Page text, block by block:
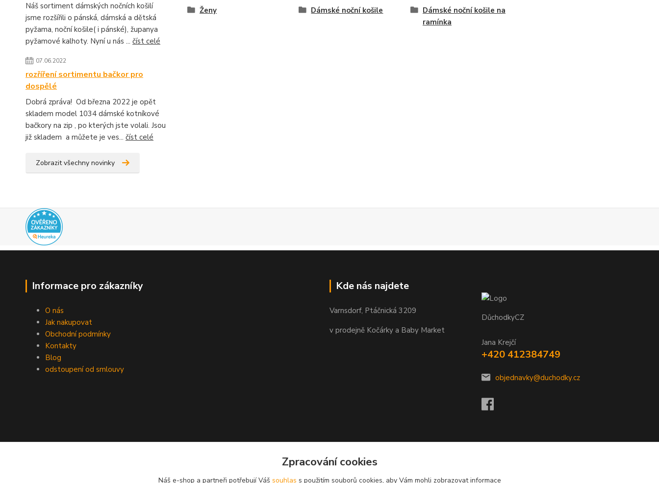
Náš sortiment dámských nočních košilí
jsme rozšířili o pánská, dámská a dětská
pyžama, noční košile( i pánské), županya
pyžamové kalhoty. Nyní u nás ... číst celé
07.06.2022
rozříření sortimentu bačkor pro
dospělé
Dobrá zpráva! Od března 2022 je opět
skladem model 1034 dámské kotníkové
bačkory na zip , po kterých jste volali. Jsou
již skladem a můžete je ves... číst celé
Zobrazit všechny novinky
Ženy Dámské noční košile
Dámské noční košile na
ramínka
Informace pro zákazníky
O nás
Jak nakupovat
Obchodní podmínky
Kontakty
Blog
odstoupení od smlouvy
Kde nás najdete
Varnsdorf, Ptáčnická 3209
v prodejně Kočárky a Baby Market
DůchodkyCZ
Jana Krejčí
+420 412384749
objednavky@duchodky.cz
Zpracování cookies
Náš e-shop a partneři potřebují Váš souhlas s použitím souborů cookies, aby Vám mohli zobrazovat informace